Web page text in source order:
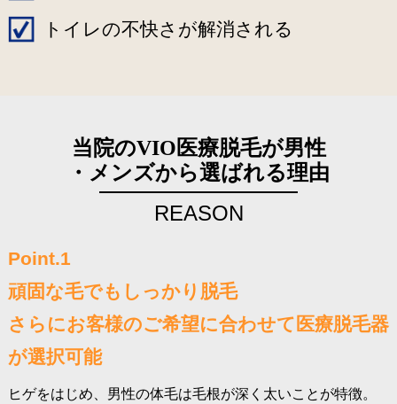
トイレの不快さが解消される
当院のVIO医療脱毛が男性
・メンズから選ばれる理由
REASON
Point.1
頑固な毛でもしっかり脱毛
さらにお客様のご希望に合わせて医療脱毛器
が選択可能
ヒゲをはじめ、男性の体毛は毛根が深く太いことが特徴。